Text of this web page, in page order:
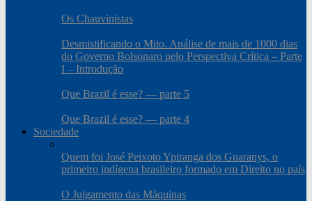
Os Chauvinistas
Desmistificando o Mito. Análise de mais de 1000 dias
do Governo Bolsonaro pelo Perspectiva Crítica – Parte
I – Introdução
Que Brazil é esse? — parte 5
Que Brazil é esse? — parte 4
Sociedade
Quem foi José Peixoto Ypiranga dos Guaranys, o
primeiro indígena brasileiro formado em Direito no país
O Julgamento das Máquinas